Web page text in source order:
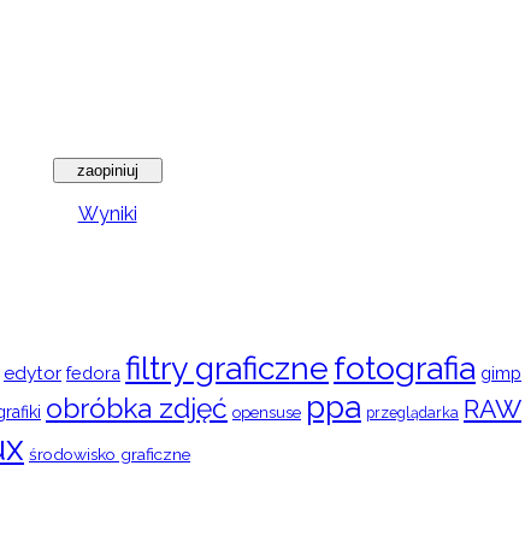
Wyniki
edytor fedora filtry graficznefotografia gimp
obróbka zdjęć opensuse ppa przeglądarka RAW
środowisko graficzne